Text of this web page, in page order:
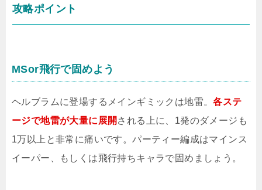
攻略ポイント
MSor飛行で固めよう
ヘルブラムに登場するメインギミックは地雷。各ステ
ージで地雷が大量に展開 される上に、1発のダメージも
1万以上と非常に痛いです。パーティー編成はマインス
イーパー、もしくは飛行持ちキャラで固めましょう。